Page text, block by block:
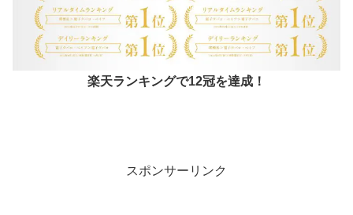
楽天ランキングで12冠を達成！
スポンサーリンク